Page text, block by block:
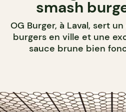
smash
OG Burger, à Laval, sert
burgers en ville et une
sauce brune bien